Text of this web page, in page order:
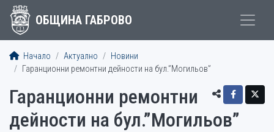
ОБЩИНА ГАБРОВО
Начало Актуално
Новини
Гаранционни ремонтни дейности на бул.”Могильов”
Гаранционни ремонтни
дейности на бул.”Могильов”